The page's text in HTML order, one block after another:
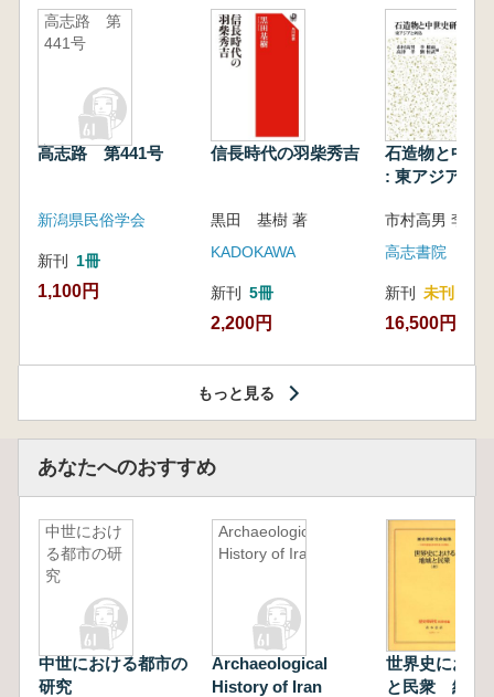
高志路 第
441号
高志路 第441号
新潟県民俗学会
新刊 1冊
1,100円
信長時代の羽柴秀吉
黒田 基樹 著
KADOKAWA
新刊 5冊
2,200円
石造物と中世
: 東アジアと
高志書院
新刊 未刊
16,500円
もっと見る
あなたへのおすすめ
中世におけ
る都市の研
究
中世における都市の
研究
Archaeological
History of Iran
Archaeological
History of Iran
世界史におけ
と民衆 続